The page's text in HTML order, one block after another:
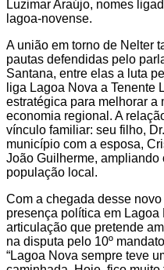
Luzimar Araújo, nomes
lagoa-novense.
A união em torno de Nelter
pautas defendidas pelo
Santana, entre elas a luta
liga Lagoa Nova a Tenente
estratégica para melhorar a
economia regional. A
vínculo familiar: seu filho,
município com a esposa,
João Guilherme, ampliando
população local.
Com a chegada desse
presença política em
articulação que pretende
na disputa pelo 10º
“Lagoa Nova sempre teve